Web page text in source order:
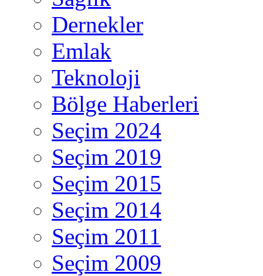
Dernekler
Emlak
Teknoloji
Bölge Haberleri
Seçim 2024
Seçim 2019
Seçim 2015
Seçim 2014
Seçim 2011
Seçim 2009